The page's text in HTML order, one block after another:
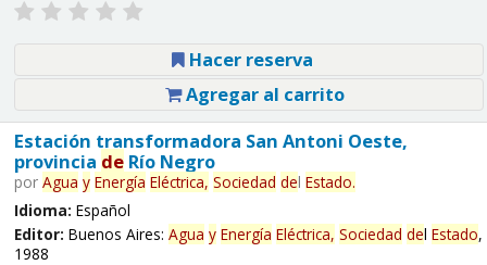
Hacer reserva
Agregar al carrito
Estación transformadora San Antoni Oeste,
provincia deRío Negro
por Agua y Energía Eléctrica, Sociedad del Estado.
Idioma: Español
Editor: Buenos Aires: Agua y Energía Eléctrica, Sociedad del Estado,
1988